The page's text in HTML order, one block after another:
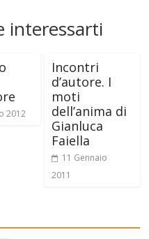
interessarti
2012
Incontri
d’autore. I
moti
dell’anima di
Gianluca
Faiella
11 Gennaio
2011